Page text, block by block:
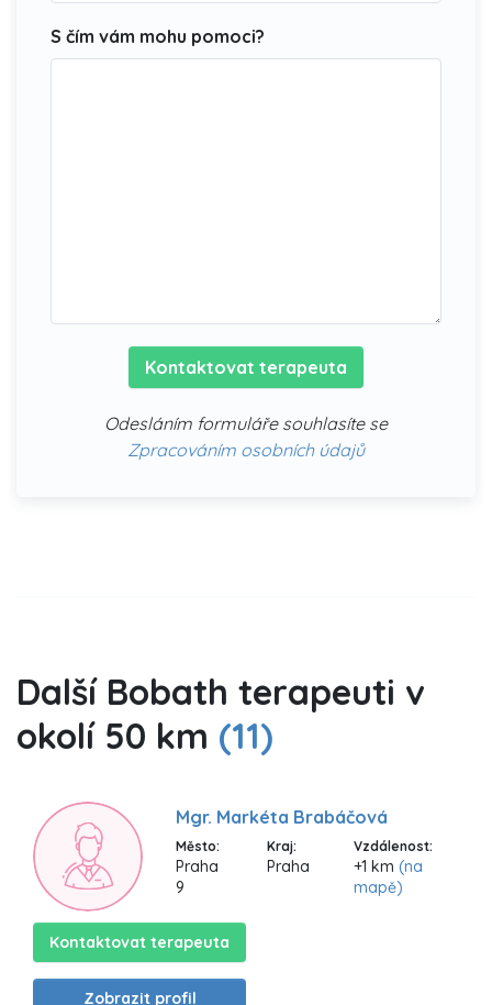
S čím vám mohu pomoci?
Kontaktovat terapeuta
Odesláním formuláře souhlasíte se
Zpracováním osobních údajů
Další Bobath terapeuti v
okolí 50 km (11)
Mgr. Markéta Brabáčová
Město:
Praha
9
Kraj:
Praha
Vzdálenost:
+1 km(na
mapě)
Kontaktovat terapeuta
Zobrazit profil